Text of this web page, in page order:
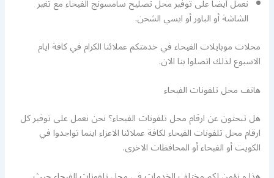
نعمل أيضا على توفير محل تصليح سامسونج الفيحاء مع تغير
الشاشة أو الباور أو ايسي الشحن.
محلات موبايلات الفيحاء في خدمتكم عملائنا الكرام في كافة ايام
الاسبوع لذلك اتصلوا بنا الان.
هاتف محل تلفونات الفيحاء
هل تبحثون عن ارقام محل تلفونات الفيحاء؟ نحن نعمل على توفير كل
ارقام محل تلفونات الفيحاء لكافة عملائنا الاعزاء اينما تواجدوا في
الكويت أو الفيحاء أو المحافظات الاخرى.